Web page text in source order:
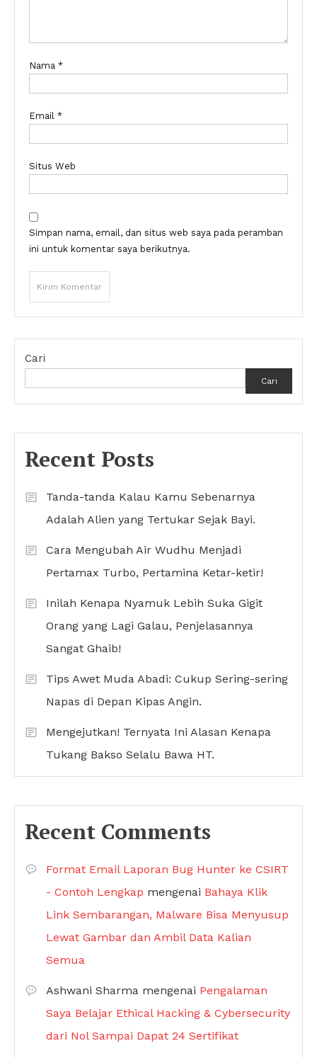
Nama *
Email *
Situs Web
Simpan nama, email, dan situs web saya pada peramban
ini untuk komentar saya berikutnya.
Cari
Cari
Recent Posts
Tanda-tanda Kalau Kamu Sebenarnya
Adalah Alien yang Tertukar Sejak Bayi.
Cara Mengubah Air Wudhu Menjadi
Pertamax Turbo, Pertamina Ketar-ketir!
Inilah Kenapa Nyamuk Lebih Suka Gigit
Orang yang Lagi Galau, Penjelasannya
Sangat Ghaib!
Tips Awet Muda Abadi: Cukup Sering-sering
Napas di Depan Kipas Angin.
Mengejutkan! Ternyata Ini Alasan Kenapa
Tukang Bakso Selalu Bawa HT.
Recent Comments
Format Email Laporan Bug Hunter ke CSIRT
- Contoh Lengkap mengenai Bahaya Klik
Link Sembarangan, Malware Bisa Menyusup
Lewat Gambar dan Ambil Data Kalian
Semua
Ashwani Sharma mengenai Pengalaman
Saya Belajar Ethical Hacking & Cybersecurity
dari Nol Sampai Dapat 24 Sertifikat